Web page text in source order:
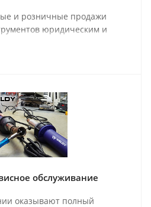
и розничные продажи
юридическим и
обслуживание
оказывают полный